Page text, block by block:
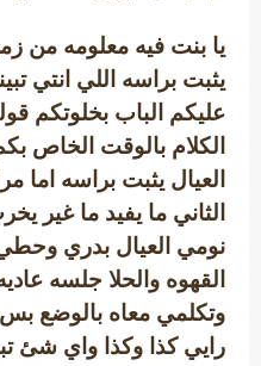
يا بنت فيه معلومه من
يثبت براسه اللي انتي
عليكم الباب بخلوتكم
الكلام بالوقت الخاص
العيال يثبت براسه اما
الثاني ما يفيد ما
نومي العيال بدري
القهوه والحلا جلسه
وتكلمي معاه بالوضع
رايي كذا وكذا واي شئ